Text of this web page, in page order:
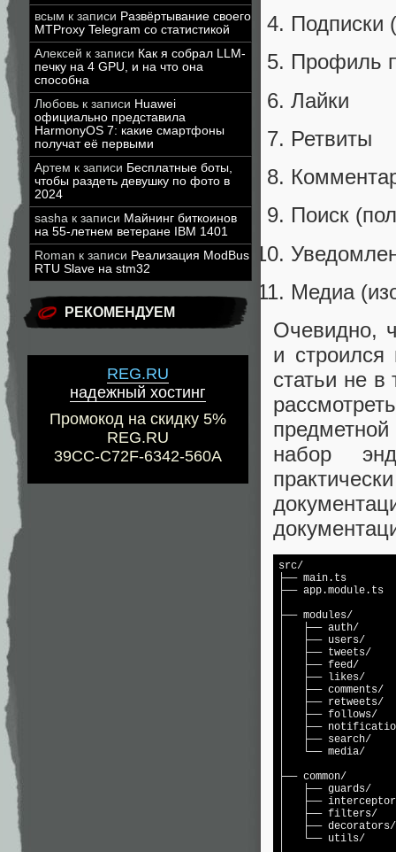
всым к записи Развёртывание своего
MTProxy Telegram со статистикой
Алексей к записи Как я собрал LLM-
печку на 4 GPU, и на что она
способна
Любовь к записи Huawei
официально представила
HarmonyOS 7: какие смартфоны
получат её первыми
Артем к записи Бесплатные боты,
чтобы раздеть девушку по фото в
2024
sasha к записи Майнинг биткоинов
на 55-летнем ветеране IBM 1401
Roman к записи Реализация ModBus
RTU Slave на stm32
РЕКОМЕНДУЕМ
REG.RU
надежный хостинг
Промокод на скидку 5%
REG.RU
39CC-C72F-6342-560A
Подписки
Профиль
Лайки
Ретвиты
Поиск
Медиа
Очевидно,
и
статьи не
набор
src/
├── main.ts
├── app.module.ts
├── modules/
│   ├── auth/
│   ├── users/
│   ├── tweets/
│   ├── feed/
│   ├── likes/
│   ├── comments/
│   ├── retweets/
│   ├── follows/
│   ├──
│   ├── search/
│   └── media/
├── common/
│   ├── guards/
│   ├──
│   ├── filters/
│   ├── decorators/
│   └── utils/